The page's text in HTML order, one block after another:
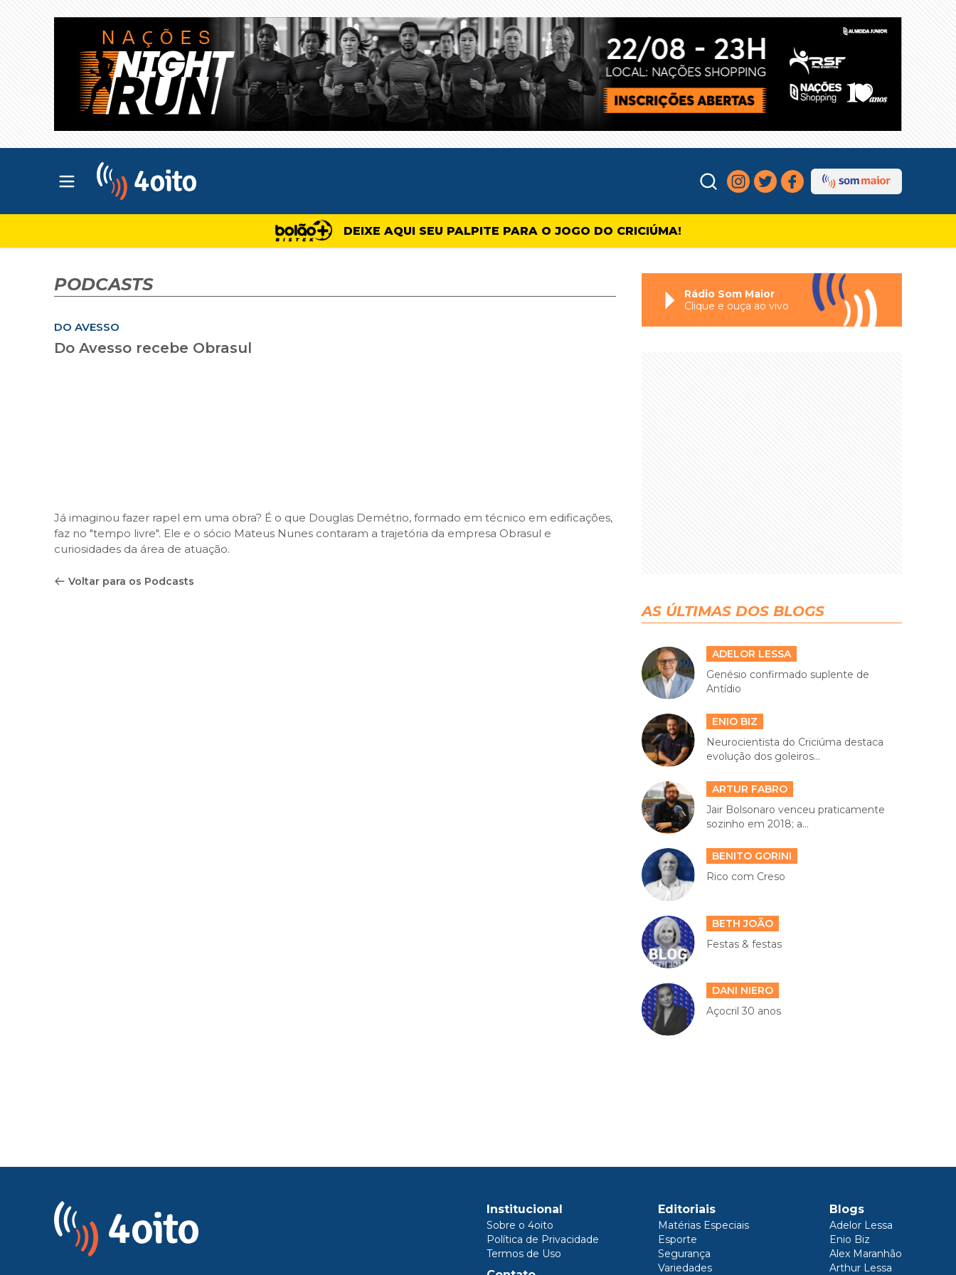
Abrir menu principal
DEIXE AQUI SEU PALPITE PARA O JOGO DO CRICIÚMA!
PODCASTS
DO AVESSO
Do Avesso recebe Obrasul
Já imaginou fazer rapel em uma obra? É o que Douglas Demétrio, formado em técnico em edificações,
faz no "tempo livre". Ele e o sócio Mateus Nunes contaram a trajetória da empresa Obrasul e
curiosidades da área de atuação.
Voltar para os Podcasts
Rádio Som Maior
Clique e ouça ao vivo
AS ÚLTIMAS DOS BLOGS
ADELOR LESSA
Genésio confirmado suplente de
Antídio
ENIO BIZ
Neurocientista do Criciúma destaca
evolução dos goleiros...
ARTUR FABRO
Jair Bolsonaro venceu praticamente
sozinho em 2018; a...
BENITO GORINI
Rico com Creso
BETH JOÃO
Festas & festas
DANI NIERO
Açocril 30 anos
Institucional
Sobre o 4oito
Política de Privacidade
Termos de Uso
Editoriais
Matérias Especiais
Esporte
Segurança
Variedades
Blogs
Adelor Lessa
Enio Biz
Alex Maranhão
Arthur Lessa